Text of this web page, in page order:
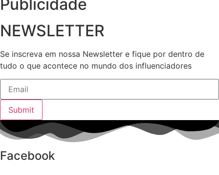
Publicidade
NEWSLETTER
Se inscreva em nossa Newsletter e fique por dentro de
tudo o que acontece no mundo dos influenciadores
Submit
Facebook